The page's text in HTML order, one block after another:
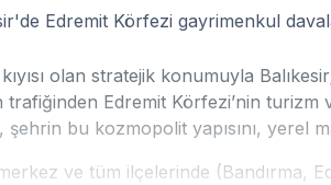
Edremit Körfezi gayrimenkul
olan stratejik konumuyla
trafiğinden Edremit Körfezi’nin
, şehrin bu kozmopolit yapısını, yerel
ve tüm ilçelerinde (Bandırma,